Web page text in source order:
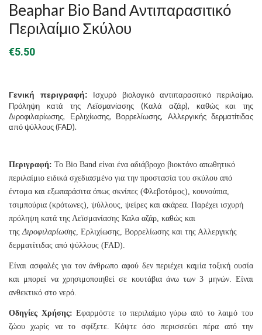
Beaphar Bio Band Αντιπαρασιτικό
Περιλαίμιο Σκύλου
€5.50
Γενική περιγραφή: Ισχυρό βιολογικό αντιπαρασιτικό περιλαίμιο.
Πρόληψη κατά της Λεϊσμανίασης (Καλά αζάρ), καθώς και της
Διροφιλαρίωσης, Ερλιχίωσης, Βορρελίωσης, Αλλεργικής δερματίτιδας
από ψύλλους (FAD).
Περιγραφή: Το Bio Band είναι ένα αδιάβροχο βιοκτόνο απωθητικό
περιλαίμιο ειδικά σχεδιασμένο για την προστασία του σκύλου από
έντομα και εξωπαράσιτα όπως σκνίπες (Φλεβοτόμος), κουνούπια,
τσιμπούρια (κρότωνες), ψύλλους, ψείρες και ακάρεα. Παρέχει ισχυρή
πρόληψη κατά της Λεϊσμανίασης Καλα αζάρ, καθώς και
τηςΔιροφιλαρίωσης, Ερλιχίωσης, Βορρελίωσης και της Αλλεργικής
δερματίτιδας από ψύλλους (FAD).
Είναι ασφαλές για τον άνθρωπο αφού δεν περιέχει καμία τοξική ουσία
και μπορεί να χρησιμοποιηθεί σε κουτάβια άνω των 3 μηνών. Είναι
ανθεκτικό στο νερό.
Οδηγίες Χρήσης: Εφαρμόστε το περιλαίμιο γύρω από το λαιμό του
ζώου χωρίς να το σφίξετε. Κόψτε όσο περισσεύει πέρα από την